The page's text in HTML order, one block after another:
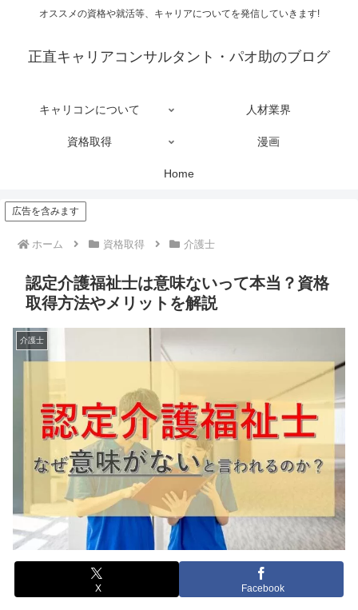
オススメの資格や就活等、キャリアについてを発信していきます!
正直キャリアコンサルタント・パオ助のブログ
キャリコンについて 人材業界
資格取得 漫画
Home
広告を含みます
ホーム 資格取得 介護士
認定介護福祉士は意味ないって本当？資格
取得方法やメリットを解説
介護士
X Facebook